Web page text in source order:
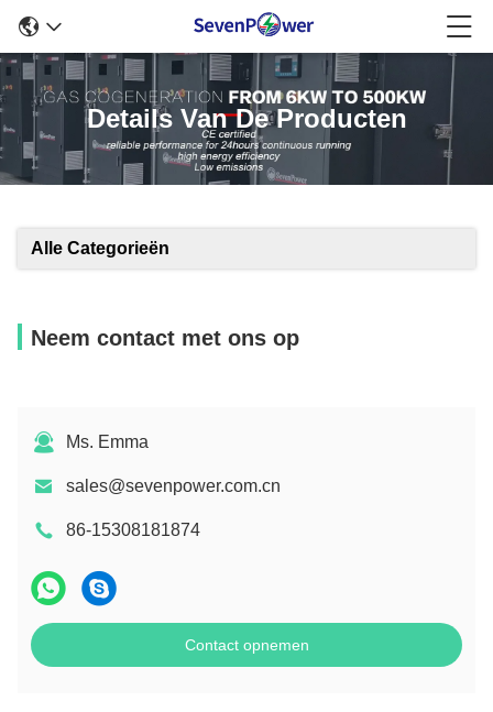
Details Van De Producten
Alle Categorieën
Neem contact met ons op
Ms. Emma
sales@sevenpower.com.cn
86-15308181874
Contact opnemen